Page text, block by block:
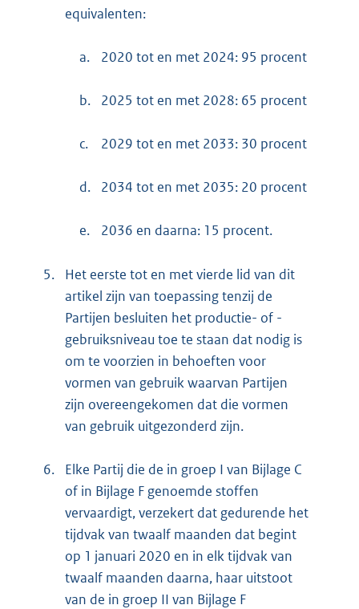
equivalenten:
a. 2020 tot en met 2024: 95 procent
b. 2025 tot en met 2028: 65 procent
c. 2029 tot en met 2033: 30 procent
d. 2034 tot en met 2035: 20 procent
e. 2036 en daarna: 15 procent.
5.
Het eerste tot en met vierde lid van dit
artikel zijn van toepassing tenzij de
Partijen besluiten het productie- of -
gebruiksniveau toe te staan dat nodig is
om te voorzien in behoeften voor
vormen van gebruik waarvan Partijen
zijn overeengekomen dat die vormen
van gebruik uitgezonderd zijn.
6.
Elke Partij die de in groep I van Bijlage C
of in Bijlage F genoemde stoffen
vervaardigt, verzekert dat gedurende het
tijdvak van twaalf maanden dat begint
op 1 januari 2020 en in elk tijdvak van
twaalf maanden daarna, haar uitstoot
van de in groep II van Bijlage F